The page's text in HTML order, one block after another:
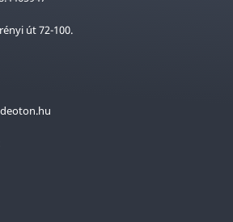
út 72-100.